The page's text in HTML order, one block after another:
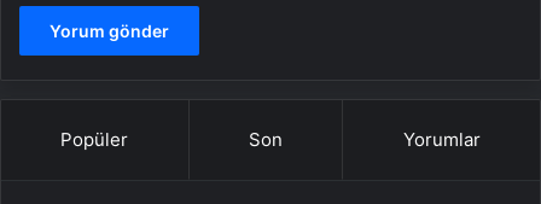
Popüler Son Yorumlar